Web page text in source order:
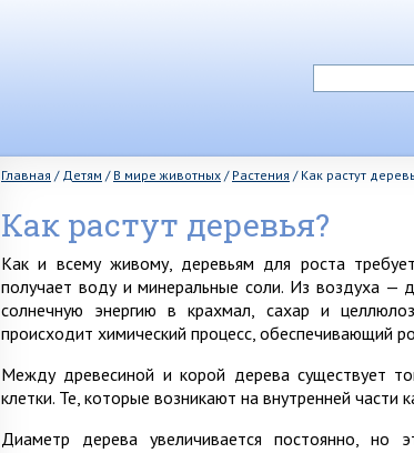
Главная / Детям / В мире животных / Растения / Как растут
Как растут деревья?
Как и всему живому, деревьям для роста
получает воду и минеральные соли. Из воздуха —
солнечную энергию в крахмал, сахар и
происходит химический процесс, обеспечивающий
Между древесиной и корой дерева существует
клетки. Те, которые возникают на внутренней
Диаметр дерева увеличивается постоянно,